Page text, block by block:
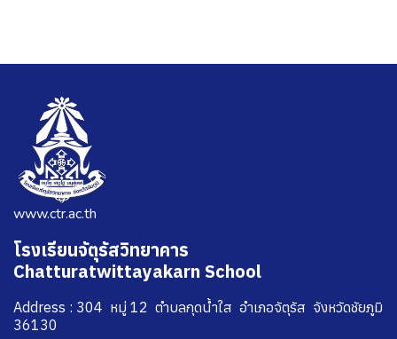
www.ctr.ac.th
โรงเรียนจัตุรัสวิทยาคาร
Chatturatwittayakarn School
Address : 304 หมู่ 12 ตำบลกุดน้ำใส อำเภอจัตุรัส จังหวัดชัยภูมิ
36130